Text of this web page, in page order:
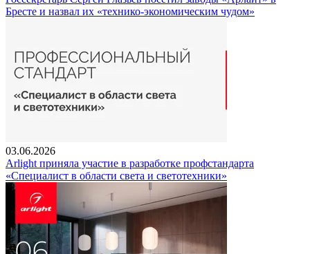
Бресте и назвал их «технико-экономическим чудом»
03.06.2026
Arlight приняла участие в разработке профстандарта
«Специалист в области света и светотехники»